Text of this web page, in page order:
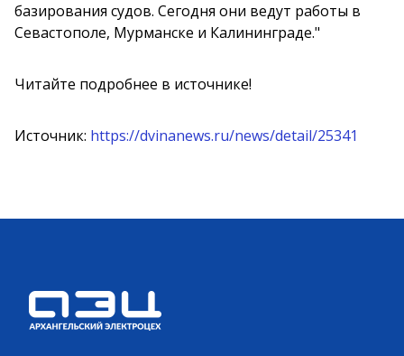
базирования судов. Сегодня они ведут работы в
Севастополе, Мурманске и Калининграде."
Читайте подробнее в источнике!
Источник: https://dvinanews.ru/news/detail/25341